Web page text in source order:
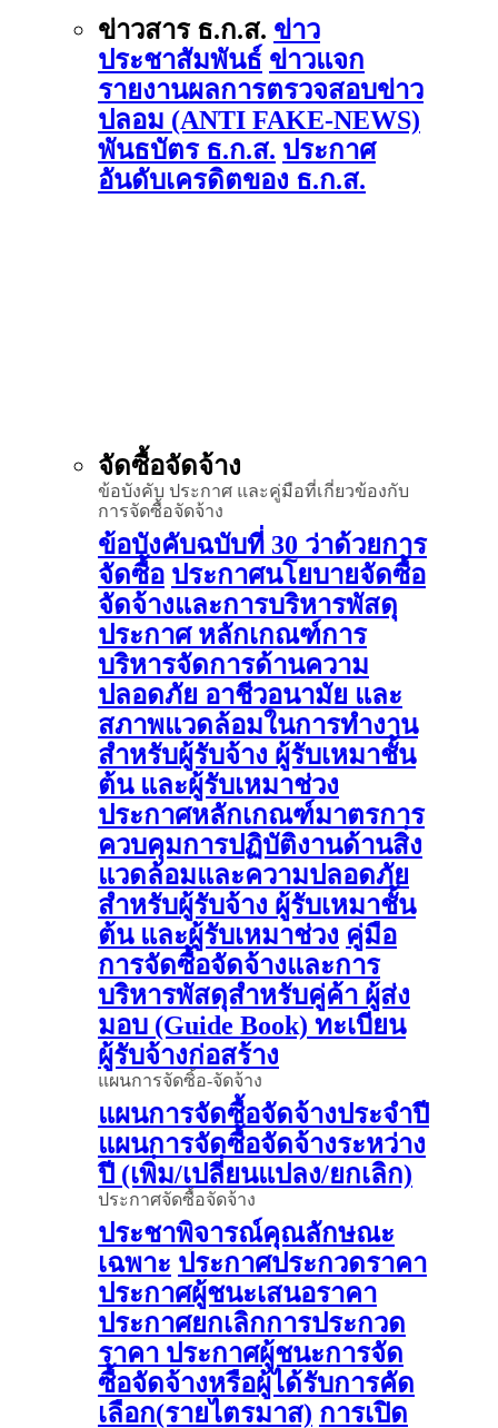
ข่าวสาร ธ.ก.ส. ข่าว
ประชาสัมพันธ์ ข่าวแจก
รายงานผลการตรวจสอบข่าว
ปลอม (ANTI FAKE-NEWS)
พันธบัตร ธ.ก.ส. ประกาศ
อันดับเครดิตของ ธ.ก.ส.
จัดซื้อจัดจ้าง
ข้อบังคับ ประกาศ และคู่มือที่เกี่ยวข้องกับ
การจัดซื้อจัดจ้าง
ข้อบังคับฉบับที่ 30 ว่าด้วยการ
จัดซื้อ ประกาศนโยบายจัดซื้อ
จัดจ้างและการบริหารพัสดุ
ประกาศ หลักเกณฑ์การ
บริหารจัดการด้านความ
ปลอดภัย อาชีวอนามัย และ
สภาพแวดล้อมในการทำงาน
สำหรับผู้รับจ้าง ผู้รับเหมาชั้น
ต้น และผู้รับเหมาช่วง
ประกาศหลักเกณฑ์มาตรการ
ควบคุมการปฏิบัติงานด้านสิ่ง
แวดล้อมและความปลอดภัย
สำหรับผู้รับจ้าง ผู้รับเหมาชั้น
ต้น และผู้รับเหมาช่วง คู่มือ
การจัดซื้อจัดจ้างและการ
บริหารพัสดุสำหรับคู่ค้า ผู้ส่ง
มอบ (Guide Book) ทะเบียน
ผู้รับจ้างก่อสร้าง
แผนการจัดซิ้อ-จัดจ้าง
แผนการจัดซื้อจัดจ้างประจำปี
แผนการจัดซื้อจัดจ้างระหว่าง
ปี (เพิ่ม/เปลี่ยนแปลง/ยกเลิก)
ประกาศจัดซื้อจัดจ้าง
ประชาพิจารณ์คุณลักษณะ
เฉพาะ ประกาศประกวดราคา
ประกาศผู้ชนะเสนอราคา
ประกาศยกเลิกการประกวด
ราคา ประกาศผู้ชนะการจัด
ซื้อจัดจ้างหรือผู้ได้รับการคัด
เลือก(รายไตรมาส) การเปิด